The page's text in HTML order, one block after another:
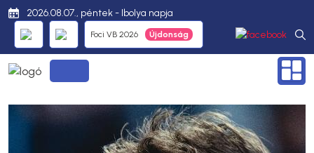
2026.08.07., péntek - Ibolya napja
Foci VB 2026